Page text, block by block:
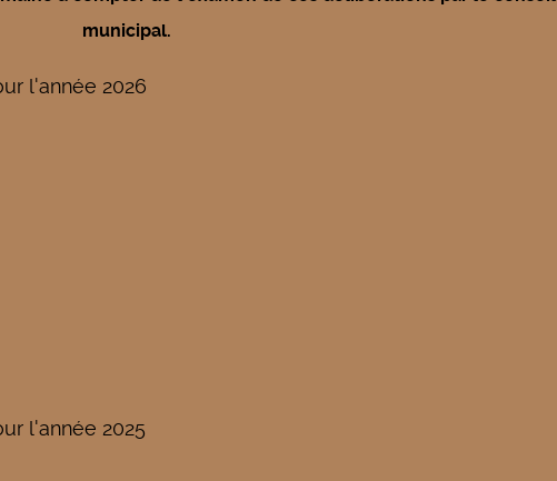
municipal.
l'année 2026
l'année 2025